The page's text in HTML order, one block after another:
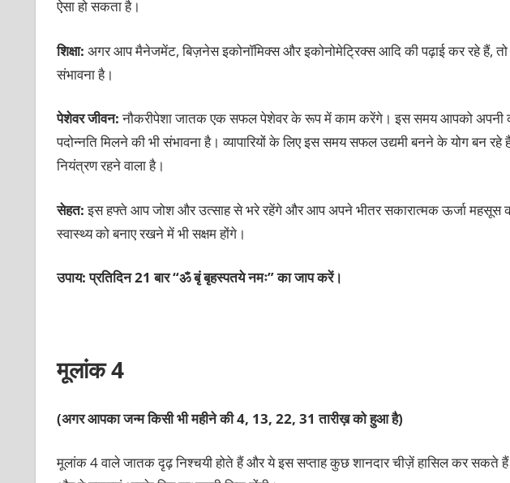
ऐसा हो सकता है।
शिक्षा: अगर आप मैनेजमेंट, बिज़नेस इकोनॉमिक्स और इकोनोमेट्रिक्स आदि की पढ़ाई कर रहे हैं,
संभावना है।
पेशेवर जीवन:नौकरीपेशा जातक एक सफल पेशेवर के रूप में काम करेंगे। इस समय आपको अपनी
पदोन्नति मिलने की भी संभावना है। व्यापारियों के लिए इस समय सफल उद्यमी बनने के योग बन
नियंत्रण रहने वाला है।
सेहत:इस हफ्ते आप जोश और उत्‍साह से भरे रहेंगे और आप अपने भीतर सकारात्‍मक ऊर्जा महसूस
स्‍वास्‍थ्‍य को बनाए रखने में भी सक्षम होंगे।
उपाय: प्रतिदिन 21 बार “ॐ बृं बृहस्पतये नमः” का जाप करें।
मूलांक 4
(अगर आपका जन्म किसी भी महीने की 4, 13, 22, 31 तारीख़ को हुआ है)
मूलांक 4 वाले जातक दृढ़ निश्‍चयी होते हैं और ये इस सप्ताह कुछ शानदार चीज़ें हासिल कर सकते